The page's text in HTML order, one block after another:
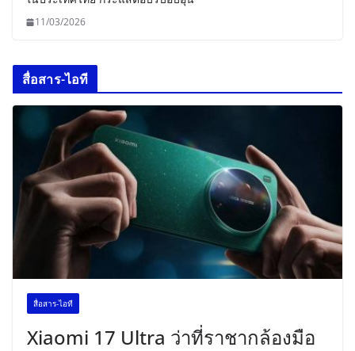
11/03/2026
สื่อสาร-ไอที
สื่อสาร-ไอที
Xiaomi 17 Ultra ว่าที่ราชากล้องมือ